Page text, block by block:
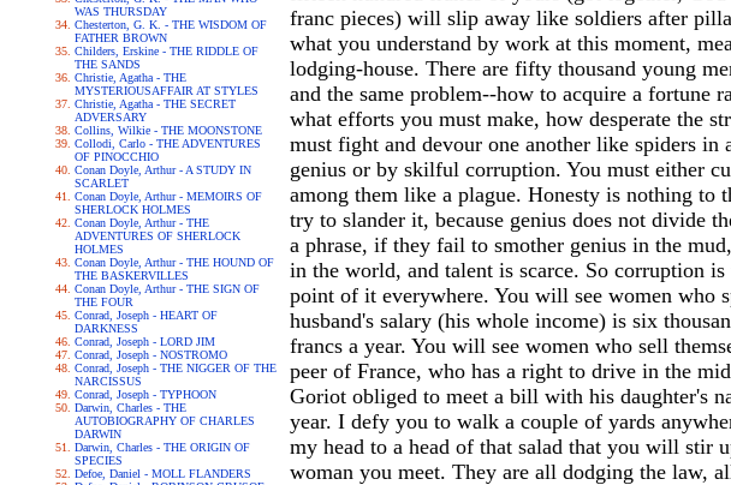
WAS THURSDAY
Chesterton, G. K. - THE WISDOM OF
FATHER BROWN
Childers, Erskine - THE RIDDLE OF
THE SANDS
Christie, Agatha - THE
MYSTERIOUSAFFAIR AT STYLES
Christie, Agatha - THE SECRET
ADVERSARY
Collins, Wilkie - THE MOONSTONE
Collodi, Carlo - THE ADVENTURES
OF PINOCCHIO
Conan Doyle, Arthur - A STUDY IN
SCARLET
Conan Doyle, Arthur - MEMOIRS OF
SHERLOCK HOLMES
Conan Doyle, Arthur - THE
ADVENTURES OF SHERLOCK
HOLMES
Conan Doyle, Arthur - THE HOUND OF
THE BASKERVILLES
Conan Doyle, Arthur - THE SIGN OF
THE FOUR
Conrad, Joseph - HEART OF
DARKNESS
Conrad, Joseph - LORD JIM
Conrad, Joseph - NOSTROMO
Conrad, Joseph - THE NIGGER OF THE
NARCISSUS
Conrad, Joseph - TYPHOON
Darwin, Charles - THE
AUTOBIOGRAPHY OF CHARLES
DARWIN
Darwin, Charles - THE ORIGIN OF
SPECIES
Defoe, Daniel - MOLL FLANDERS
franc pieces) will slip away like soldiers after
what you understand by work at this moment,
lodging-house. There are fifty thousand young
and the same problem--how to acquire a fortune
what efforts you must make, how desperate the
must fight and devour one another like spiders
genius or by skilful corruption. You must either
among them like a plague. Honesty is nothing to
try to slander it, because genius does not divide
a phrase, if they fail to smother genius in the
in the world, and talent is scarce. So corruption
point of it everywhere. You will see women who
husband's salary (his whole income) is six
francs a year. You will see women who sell
peer of France, who has a right to drive in the
Goriot obliged to meet a bill with his daughter's
year. I defy you to walk a couple of yards
my head to a head of that salad that you will stir
woman you meet. They are all dodging the law,